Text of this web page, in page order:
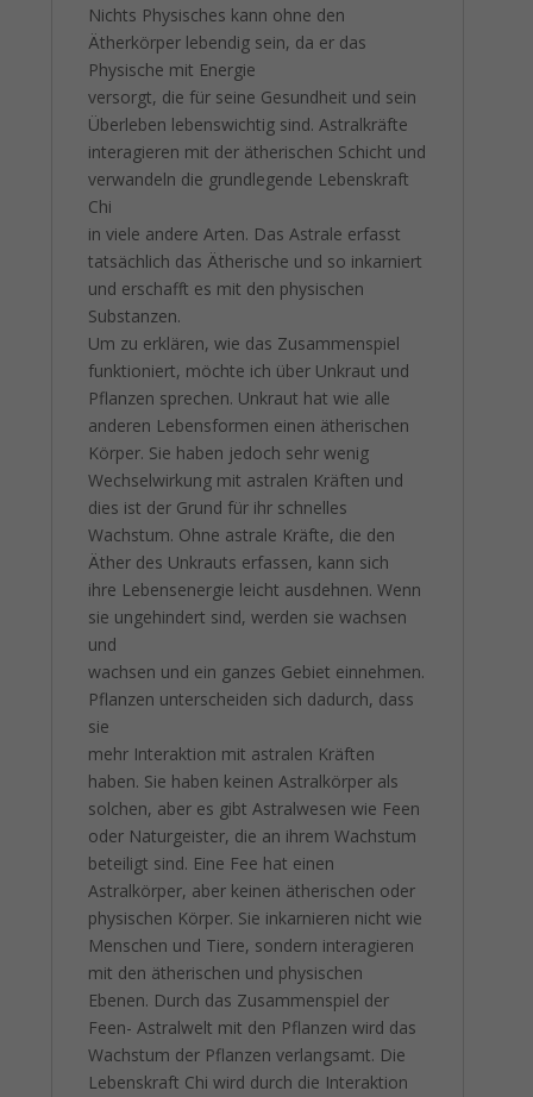
Nichts Physisches kann ohne den
Ätherkörper lebendig sein, da er das
Physische mit Energie
versorgt, die für seine Gesundheit und sein
Überleben lebenswichtig sind. Astralkräfte
interagieren mit der ätherischen Schicht und
verwandeln die grundlegende Lebenskraft
Chi
in viele andere Arten. Das Astrale erfasst
tatsächlich das Ätherische und so inkarniert
und erschafft es mit den physischen
Substanzen.
Um zu erklären, wie das Zusammenspiel
funktioniert, möchte ich über Unkraut und
Pflanzen sprechen. Unkraut hat wie alle
anderen Lebensformen einen ätherischen
Körper. Sie haben jedoch sehr wenig
Wechselwirkung mit astralen Kräften und
dies ist der Grund für ihr schnelles
Wachstum. Ohne astrale Kräfte, die den
Äther des Unkrauts erfassen, kann sich
ihre Lebensenergie leicht ausdehnen. Wenn
sie ungehindert sind, werden sie wachsen
und
wachsen und ein ganzes Gebiet einnehmen.
Pflanzen unterscheiden sich dadurch, dass
sie
mehr Interaktion mit astralen Kräften
haben. Sie haben keinen Astralkörper als
solchen, aber es gibt Astralwesen wie Feen
oder Naturgeister, die an ihrem Wachstum
beteiligt sind. Eine Fee hat einen
Astralkörper, aber keinen ätherischen oder
physischen Körper. Sie inkarnieren nicht wie
Menschen und Tiere, sondern interagieren
mit den ätherischen und physischen
Ebenen. Durch das Zusammenspiel der
Feen- Astralwelt mit den Pflanzen wird das
Wachstum der Pflanzen verlangsamt. Die
Lebenskraft Chi wird durch die Interaktion